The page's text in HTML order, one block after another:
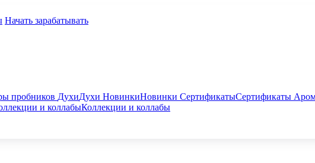
Начать зарабатывать
пробников ДухиДухи НовинкиНовинки СертификатыСертификаты
и коллабыКоллекции и коллабы